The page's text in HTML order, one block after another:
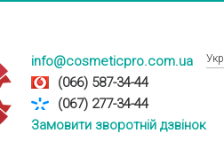
info@cosmeticpro.com.ua
(066) 587-34-44
(067) 277-34-44
Замовити зворотній дзвінок
Укр